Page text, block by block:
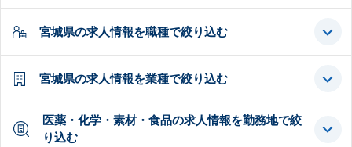
宮城県の求人情報を職種で絞り込む
宮城県の求人情報を業種で絞り込む
医薬・化学・素材・食品の求人情報を勤務地で絞
り込む